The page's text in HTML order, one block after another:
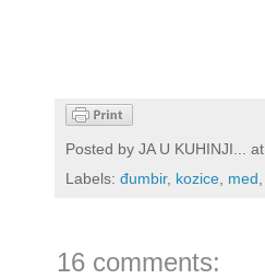
Posted by JA U KUHINJI... at
Labels: đumbir, kozice, med,
16 comments: